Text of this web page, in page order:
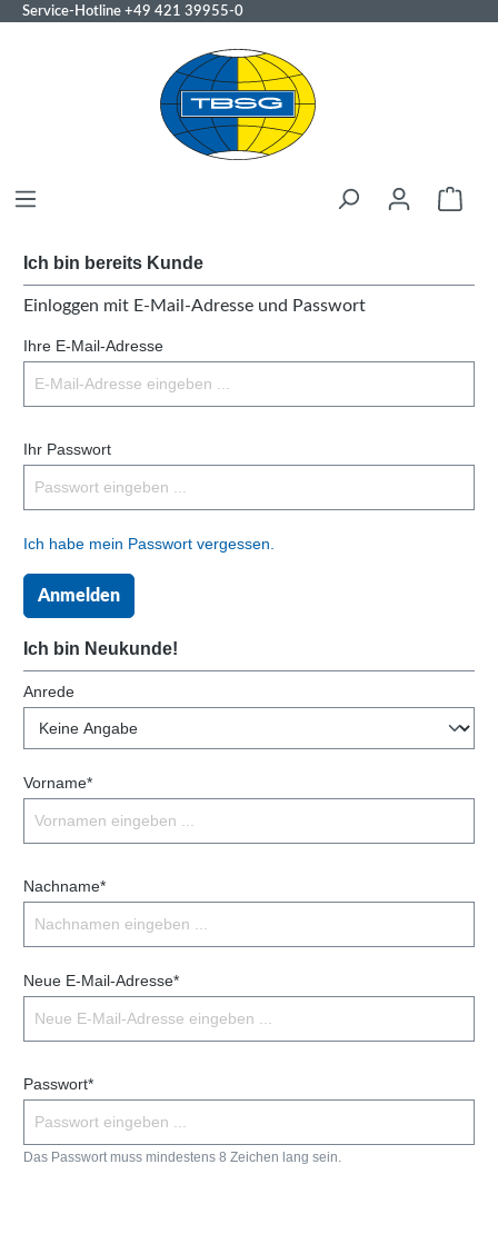
Service-Hotline +49 421 39955-0
Ich bin bereits Kunde
Einloggen mit E-Mail-Adresse und Passwort
Ihre E-Mail-Adresse
Ihr Passwort
Ich habe mein Passwort vergessen.
Anmelden
Ich bin Neukunde!
Anrede
Vorname*
Nachname*
Neue E-Mail-Adresse*
Passwort*
Das Passwort muss mindestens 8 Zeichen lang sein.